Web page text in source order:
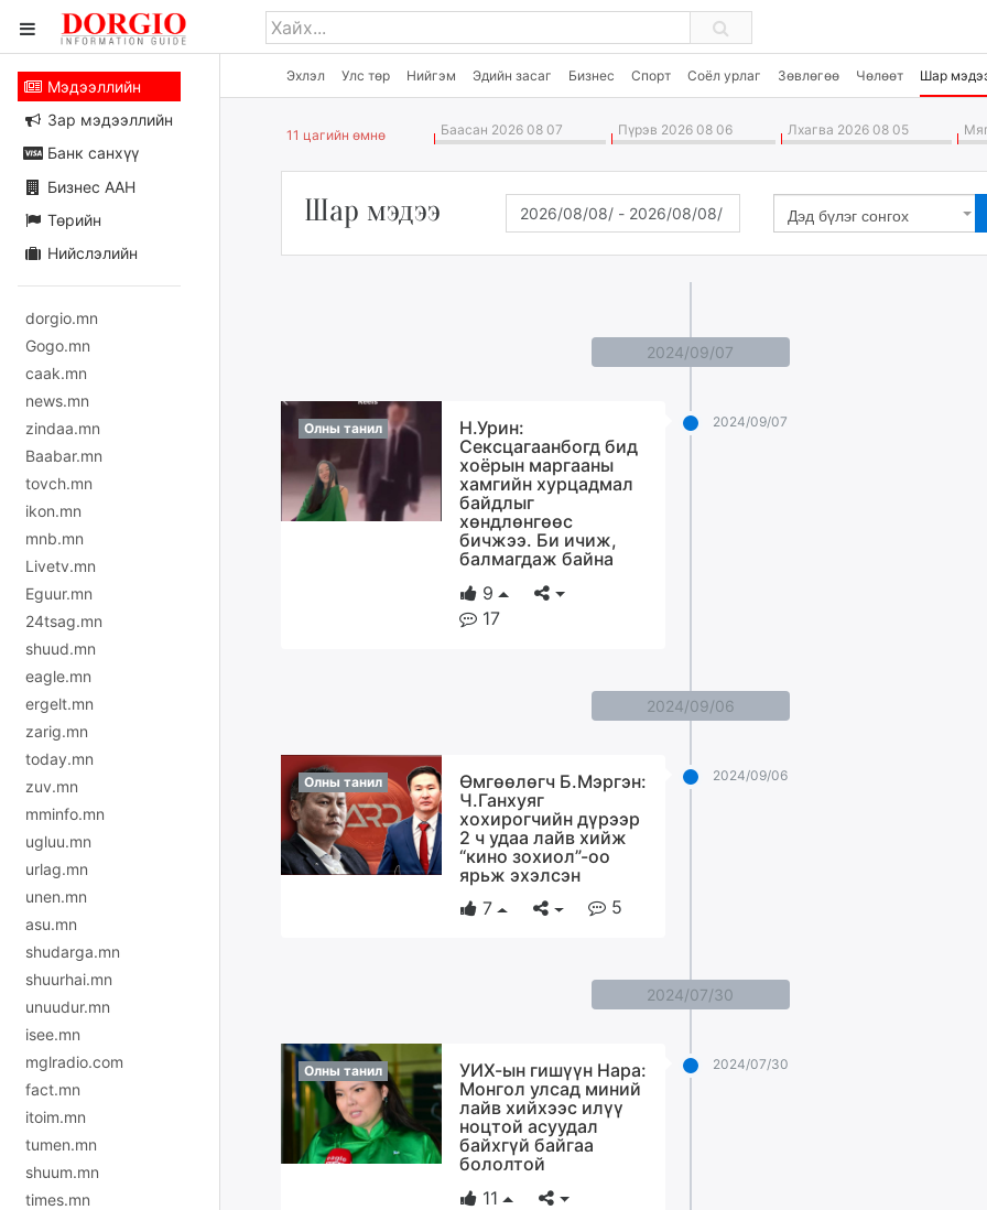
Эхлэл Улс төр Нийгэм Эдийн засаг Бизнес Спорт Соёл урлаг Зөвлөгөө Чөлөөт Шар
Мэдээллийн
Зар мэдээллийн
Банк санхүү
Бизнес ААН
Төрийн
Нийслэлийн
dorgio.mn
Gogo.mn
caak.mn
news.mn
zindaa.mn
Baabar.mn
tovch.mn
ikon.mn
mnb.mn
Livetv.mn
Eguur.mn
24tsag.mn
shuud.mn
eagle.mn
ergelt.mn
zarig.mn
today.mn
zuv.mn
mminfo.mn
ugluu.mn
urlag.mn
unen.mn
asu.mn
shudarga.mn
shuurhai.mn
unuudur.mn
isee.mn
mglradio.com
fact.mn
itoim.mn
tumen.mn
shuum.mn
times.mn
11 цагийн өмнө Баасан 2026 08 07 Пүрэв 2026 08 06 Лхагва 2026 08 05
Шар мэдээ Дэд бүлэг сонгох
2024/09/07
2024/09/07
Олны танил
Н.Урин:
Сексцагаанбогд бид
хоёрын маргааны
хамгийн хурцадмал
байдлыг
хөндлөнгөөс
бичжээ. Би ичиж,
балмагдаж байна
9
17
2024/09/06
2024/09/06
Олны танил
Өмгөөлөгч Б.Мэргэн:
Ч.Ганхуяг
хохирогчийн дүрээр
2 ч удаа лайв хийж
“кино зохиол”-оо
ярьж эхэлсэн
7
5
2024/07/30
2024/07/30
Олны танил
УИХ-ын гишүүн Нара:
Монгол улсад миний
лайв хийхээс илүү
ноцтой асуудал
байхгүй байгаа
бололтой
11